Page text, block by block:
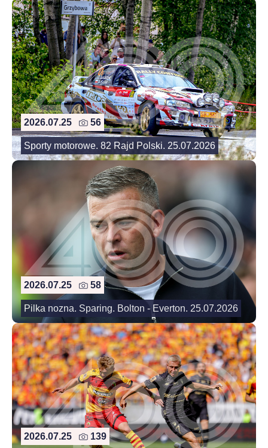
2026.07.25 56
Sporty motorowe. 82 Rajd Polski. 25.07.2026
2026.07.25 58
Pilka nozna. Sparing. Bolton - Everton. 25.07.2026
2026.07.25 139